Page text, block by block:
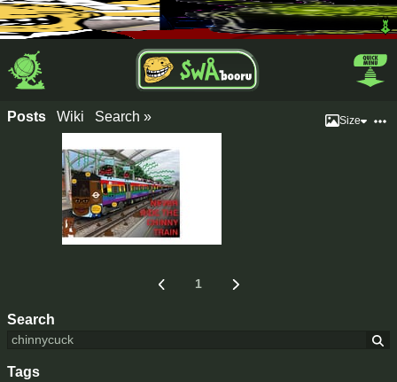
Search
Tags
Posts Wiki Search » Size
1